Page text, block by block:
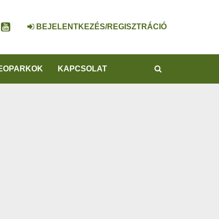
BEJELENTKEZÉS/REGISZTRÁCIÓ
KAPCSOLAT